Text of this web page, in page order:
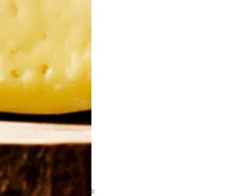
na cozinha.
ou jantares em família.
momento de spa caseiro: